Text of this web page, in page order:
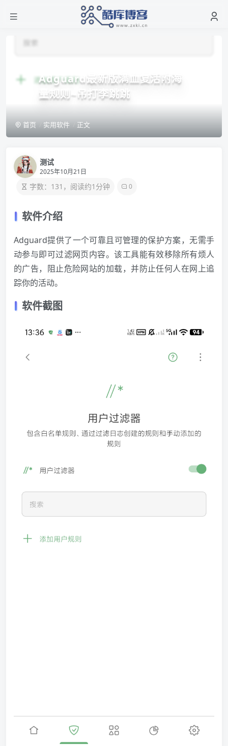
Adguard最新版满血复活附海
量规则~吊打李跳跳
首页 实用软件 正文
测试
2025年10月21日
字数：131，阅读约1分钟 0
软件介绍
Adguard提供了一个可靠且可管理的保护方案，无需手
动参与即可过滤网页内容。该工具能有效移除所有烦人
的广告，阻止危险网站的加载，并防止任何人在网上追
踪你的活动。
软件截图